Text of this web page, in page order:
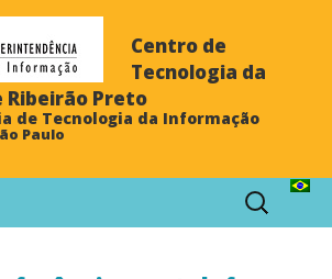
Centro de
Tecnologia da
Ribeirão Preto
de Tecnologia da Informação
Paulo